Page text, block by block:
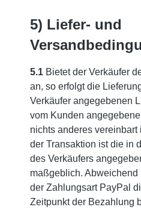
5) Liefer- und
5.1 Bietet der Verkäufer
an, so erfolgt die
Verkäufer angegebenen
vom Kunden
nichts anderes
der Transaktion ist die in
des Verkäufers
maßgeblich. Abweichend
der Zahlungsart PayPal
Zeitpunkt der Bezahlung